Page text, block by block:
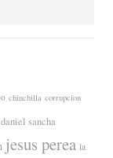
chinchilla corrupcion
daniel sancha
jesus perea la